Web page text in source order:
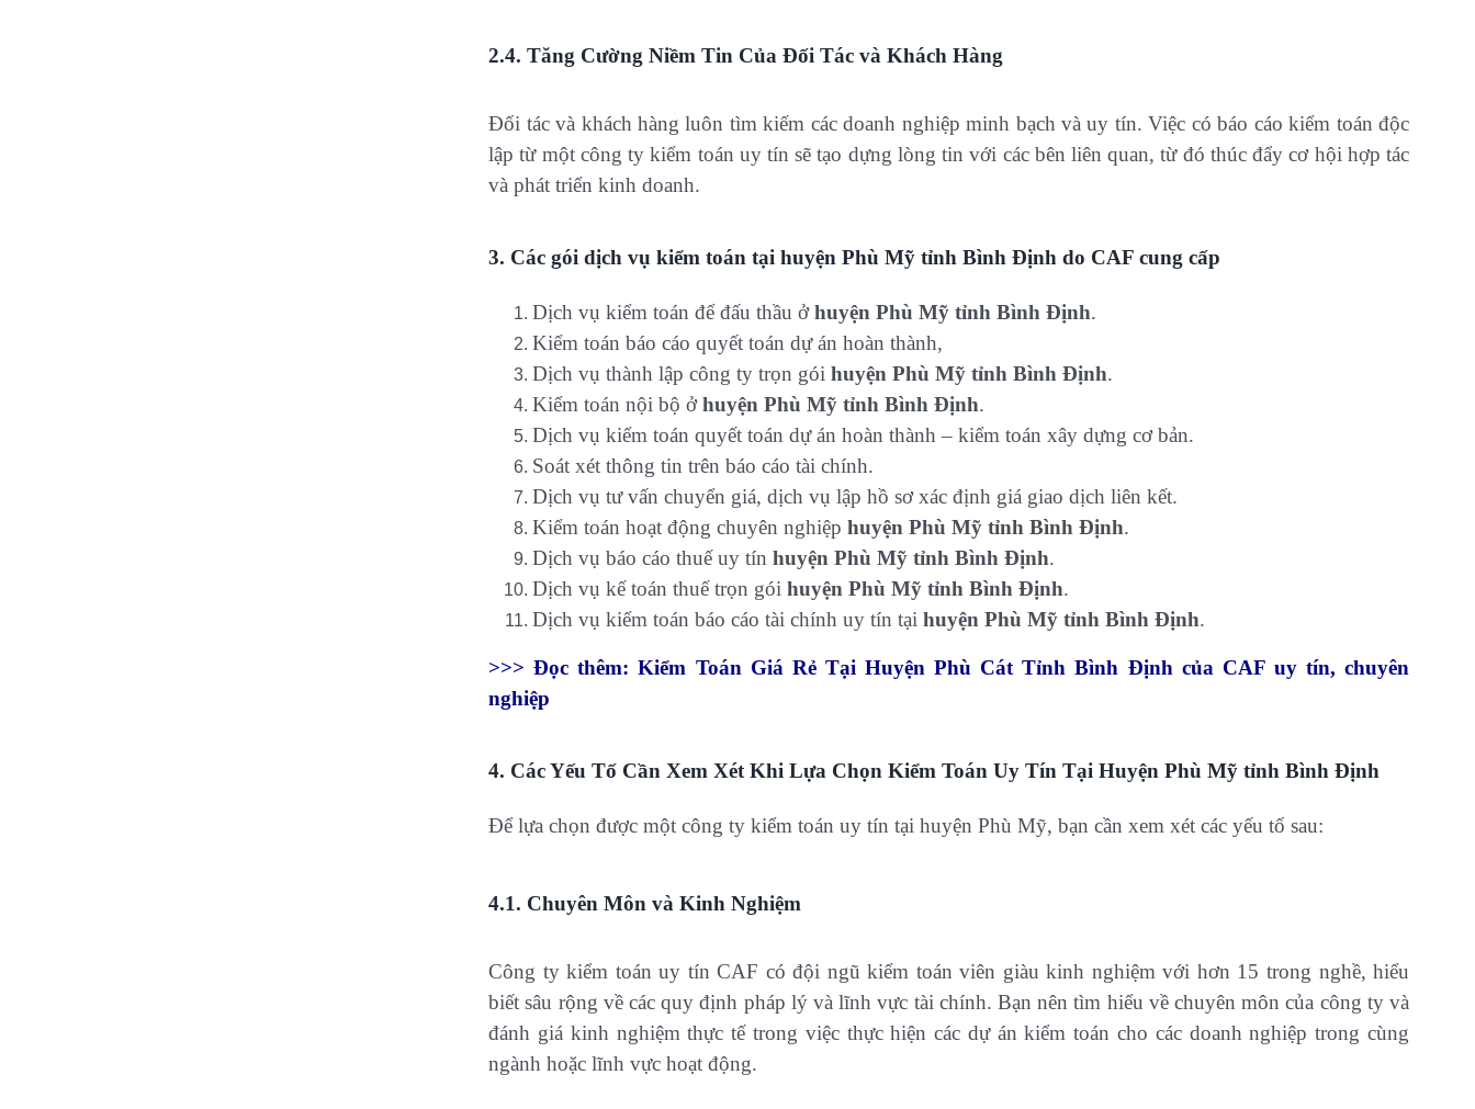
2.4. Tăng Cường Niềm Tin Của Đối Tác và Khách Hàng
Đối tác và khách hàng luôn tìm kiếm các doanh nghiệp minh bạch và uy tín. Việc có báo cáo kiểm toán độc
lập từ một công ty kiểm toán uy tín sẽ tạo dựng lòng tin với các bên liên quan, từ đó thúc đẩy cơ hội hợp tác
và phát triển kinh doanh.
3. Các gói dịch vụ kiểm toán tại huyện Phù Mỹ tỉnh Bình Định do CAF cung cấp
Dịch vụ kiểm toán để đấu thầu ởhuyện Phù Mỹ tỉnh Bình Định.
Kiểm toán báo cáo quyết toán dự án hoàn thành,
Dịch vụ thành lập công ty trọn góihuyện Phù Mỹ tỉnh Bình Định.
Kiểm toán nội bộ ởhuyện Phù Mỹ tỉnh Bình Định.
Dịch vụ kiểm toán quyết toán dự án hoàn thành – kiểm toán xây dựng cơ bản.
Soát xét thông tin trên báo cáo tài chính.
Dịch vụ tư vấn chuyển giá, dịch vụ lập hồ sơ xác định giá giao dịch liên kết.
Kiểm toán hoạt động chuyên nghiệphuyện Phù Mỹ tỉnh Bình Định.
Dịch vụ báo cáo thuế uy tínhuyện Phù Mỹ tỉnh Bình Định.
Dịch vụ kế toán thuế trọn góihuyện Phù Mỹ tỉnh Bình Định.
Dịch vụ kiểm toán báo cáo tài chính uy tín tạihuyện Phù Mỹ tỉnh Bình Định.
>>> Đọc thêm: Kiểm Toán Giá Rẻ Tại Huyện Phù Cát Tỉnh Bình Định của CAF uy tín, chuyên
nghiệp
4. Các Yếu Tố Cần Xem Xét Khi Lựa Chọn Kiểm Toán Uy Tín Tại Huyện Phù Mỹ tỉnh Bình Định
Để lựa chọn được một công ty kiểm toán uy tín tại huyện Phù Mỹ, bạn cần xem xét các yếu tố sau:
4.1. Chuyên Môn và Kinh Nghiệm
Công ty kiểm toán uy tín CAF có đội ngũ kiểm toán viên giàu kinh nghiệm với hơn 15 trong nghề, hiểu
biết sâu rộng về các quy định pháp lý và lĩnh vực tài chính. Bạn nên tìm hiểu về chuyên môn của công ty và
đánh giá kinh nghiệm thực tế trong việc thực hiện các dự án kiểm toán cho các doanh nghiệp trong cùng
ngành hoặc lĩnh vực hoạt động.